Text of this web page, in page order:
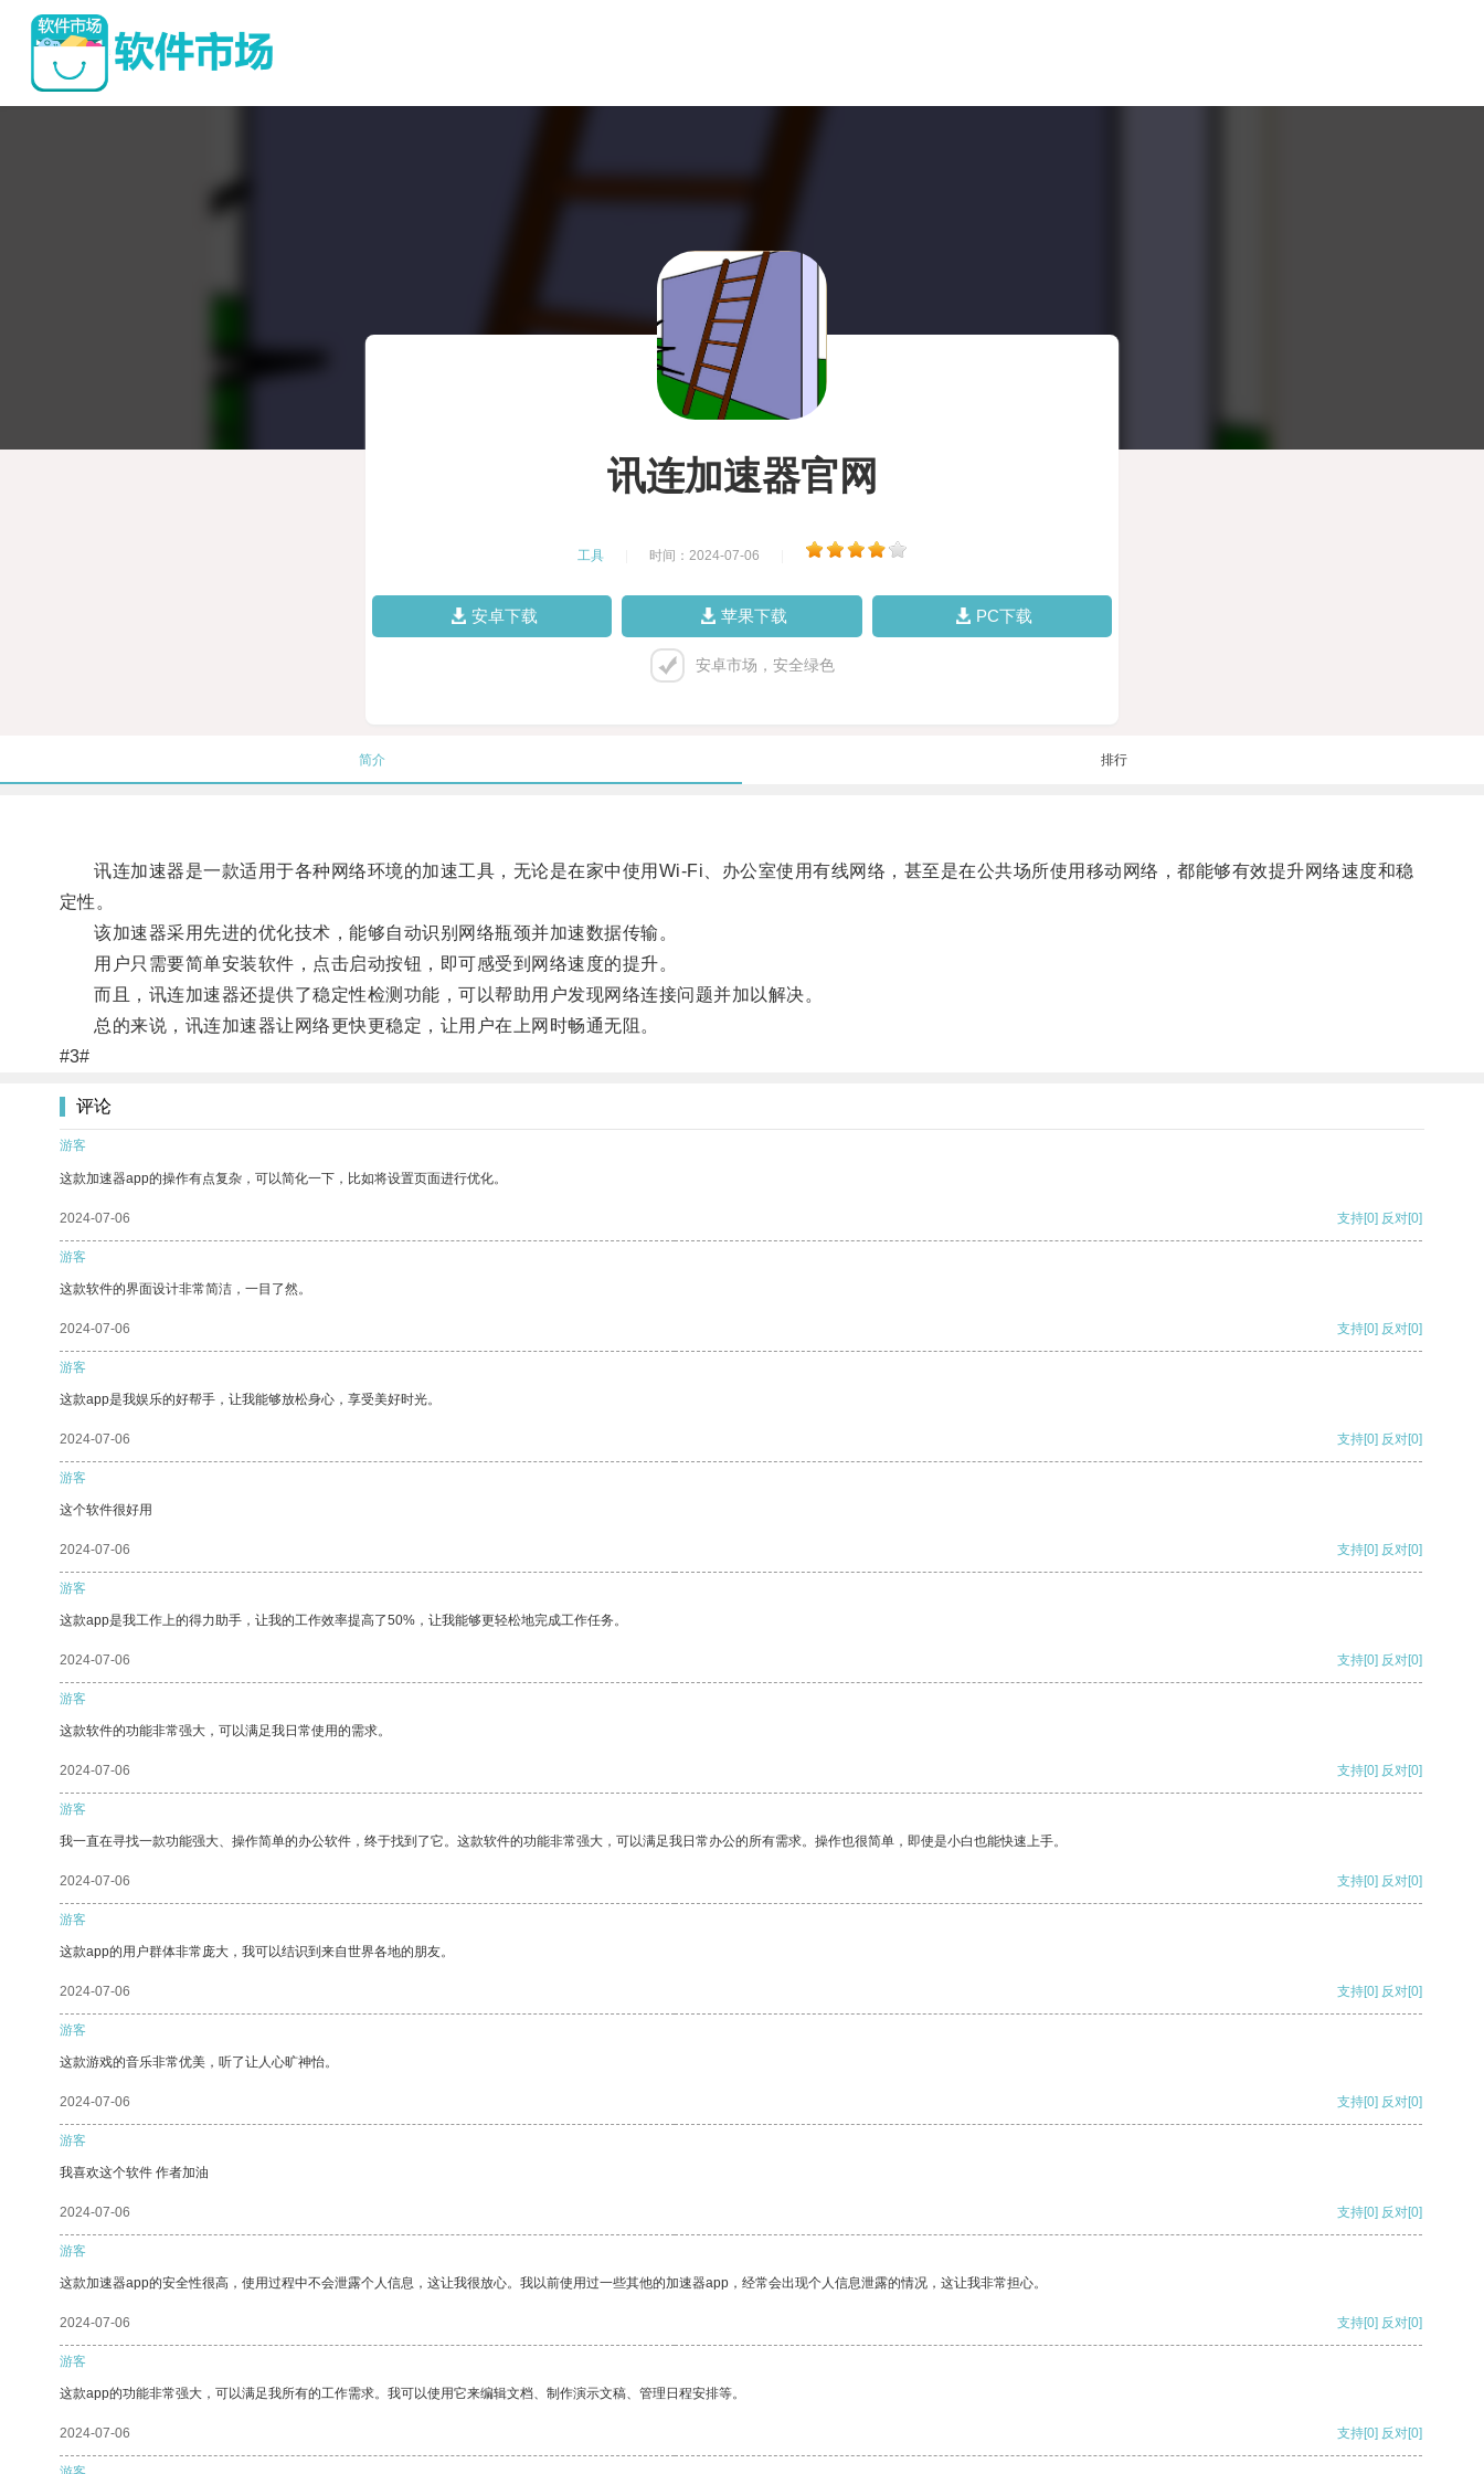
讯连加速器官网
工具 时间：2024-07-06
安卓下载 苹果下载 PC下载
安卓市场，安全绿色
简介 排行
讯连加速器是一款适用于各种网络环境的加速工具，无论是在家中使用Wi-Fi、办公室使用有线网络，甚至是在公共场所使用移动网络，都能够有效提升网络速度和稳
定性。
该加速器采用先进的优化技术，能够自动识别网络瓶颈并加速数据传输。
用户只需要简单安装软件，点击启动按钮，即可感受到网络速度的提升。
而且，讯连加速器还提供了稳定性检测功能，可以帮助用户发现网络连接问题并加以解决。
总的来说，讯连加速器让网络更快更稳定，让用户在上网时畅通无阻。
#3#
评论
游客
这款加速器app的操作有点复杂，可以简化一下，比如将设置页面进行优化。
2024-07-06 支持[0] 反对[0]
游客
这款软件的界面设计非常简洁，一目了然。
2024-07-06 支持[0] 反对[0]
游客
这款app是我娱乐的好帮手，让我能够放松身心，享受美好时光。
2024-07-06 支持[0] 反对[0]
游客
这个软件很好用
2024-07-06 支持[0] 反对[0]
游客
这款app是我工作上的得力助手，让我的工作效率提高了50%，让我能够更轻松地完成工作任务。
2024-07-06 支持[0] 反对[0]
游客
这款软件的功能非常强大，可以满足我日常使用的需求。
2024-07-06 支持[0] 反对[0]
游客
我一直在寻找一款功能强大、操作简单的办公软件，终于找到了它。这款软件的功能非常强大，可以满足我日常办公的所有需求。操作也很简单，即使是小白也能快速上手。
2024-07-06 支持[0] 反对[0]
游客
这款app的用户群体非常庞大，我可以结识到来自世界各地的朋友。
2024-07-06 支持[0] 反对[0]
游客
这款游戏的音乐非常优美，听了让人心旷神怡。
2024-07-06 支持[0] 反对[0]
游客
我喜欢这个软件 作者加油
2024-07-06 支持[0] 反对[0]
游客
这款加速器app的安全性很高，使用过程中不会泄露个人信息，这让我很放心。我以前使用过一些其他的加速器app，经常会出现个人信息泄露的情况，这让我非常担心。
2024-07-06 支持[0] 反对[0]
游客
这款app的功能非常强大，可以满足我所有的工作需求。我可以使用它来编辑文档、制作演示文稿、管理日程安排等。
2024-07-06 支持[0] 反对[0]